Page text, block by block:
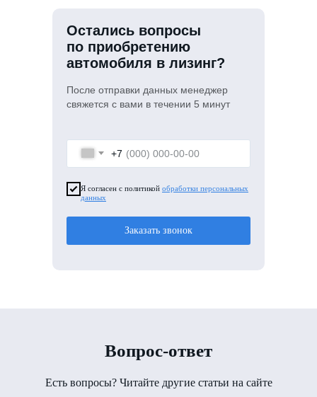
+7
Я согласен с политикой обработки персональных
данных
Заказать звонок
Остались вопросы
по приобретению
автомобиля в лизинг?
После отправки данных менеджер
свяжется с вами в течении 5 минут
Вопрос-ответ
Есть вопросы? Читайте другие статьи на сайте